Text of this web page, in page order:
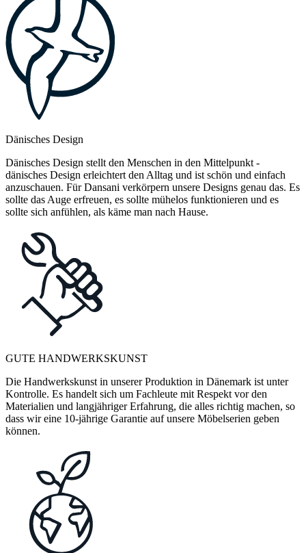
Dänisches Design
Dänisches Design stellt den Menschen in den Mittelpunkt -
dänisches Design erleichtert den Alltag und ist schön und einfach
anzuschauen. Für Dansani verkörpern unsere Designs genau das. Es
sollte das Auge erfreuen, es sollte mühelos funktionieren und es
sollte sich anfühlen, als käme man nach Hause.
GUTE HANDWERKSKUNST
Die Handwerkskunst in unserer Produktion in Dänemark ist unter
Kontrolle. Es handelt sich um Fachleute mit Respekt vor den
Materialien und langjähriger Erfahrung, die alles richtig machen, so
dass wir eine 10-jährige Garantie auf unsere Möbelserien geben
können.